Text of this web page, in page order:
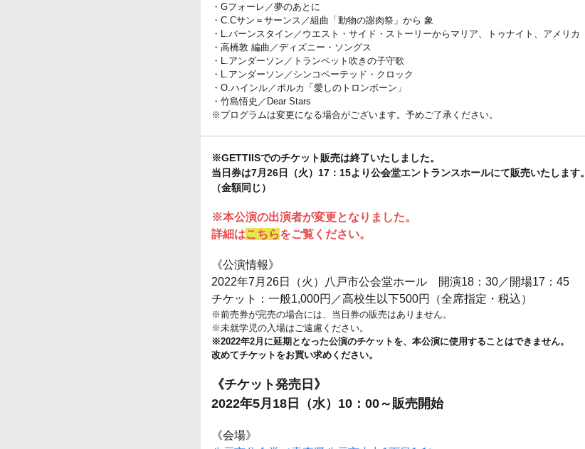
・Gフォーレ／夢のあとに
・C.Cサン＝サーンス／組曲「動物の謝肉祭」から 象
・L.バーンスタイン／ウエスト・サイド・ストーリーからマリア、トゥナイト、アメリカ
・高橋敦 編曲／ディズニー・ソングス
・L.アンダーソン／トランペット吹きの子守歌
・L.アンダーソン／シンコペーテッド・クロック
・O.ハインル／ポルカ「愛しのトロンボーン」
・竹島悟史／Dear Stars
※プログラムは変更になる場合がございます。予めご了承ください。
※GETTIISでのチケット販売は終了いたしました。
当日券は7月26日（火）17：15より公会堂エントランスホールにて販売いたします。
（金額同じ）
※本公演の出演者が変更となりました。
詳細はこちらをご覧ください。
《公演情報》
2022年7月26日（火）八戸市公会堂ホール 開演18：30／開場17：45
チケット：一般1,000円／高校生以下500円（全席指定・税込）
※前売券が完売の場合には、当日券の販売はありません。
※未就学児の入場はご遠慮ください。
※2022年2月に延期となった公演のチケットを、本公演に使用することはできません。
改めてチケットをお買い求めください。
《チケット発売日》
2022年5月18日（水）10：00～販売開始
《会場》